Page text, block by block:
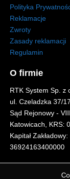
Polityka
Reklamacje
Zwroty
Zasady reklamacji
Regulamin
O firmie
RTK System Sp. z
ul. Czeladzka 37/
Sąd Rejonowy -
Katowicach, KRS:
Kapitał
36924163400000